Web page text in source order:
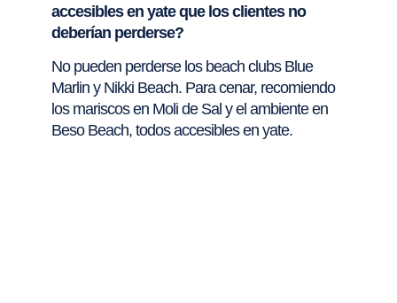
accesibles en yate que los clientes no
deberían perderse?
No pueden perderse los beach clubs Blue
Marlin y Nikki Beach. Para cenar, recomiendo
los mariscos en Moli de Sal y el ambiente en
Beso Beach, todos accesibles en yate.